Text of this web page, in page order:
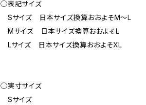
◯表記サイズ
Sサイズ 日本サイズ換算おおよそM～L
Mサイズ 日本サイズ換算おおよそL
Lサイズ 日本サイズ換算おおよそXL
◯実寸サイズ
Sサイズ